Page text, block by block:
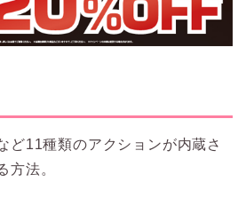
ど11種類のアクションが内蔵さ
方法。